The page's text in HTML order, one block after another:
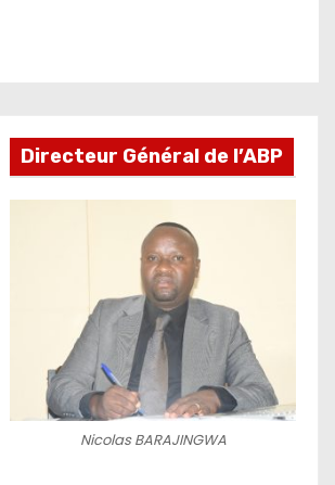
Directeur Général de l’ABP
Nicolas BARAJINGWA